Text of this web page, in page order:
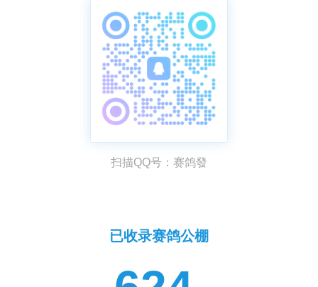
扫描QQ号：赛鸽發
已收录赛鸽公棚